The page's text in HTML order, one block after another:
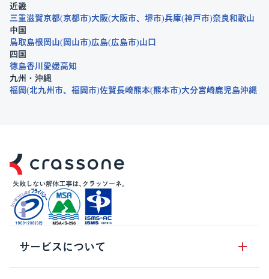
近畿
三重滋賀京都 京都市 大阪 大阪市 堺市 兵庫 神戸市 奈良和歌山
中国
鳥取 島根 岡山 岡山市 広島 広島市 山口
四国
徳島香川 愛媛高知
九州・沖縄
福岡 北九州市 福岡市 佐賀長崎熊本 熊本市 大分宮崎鹿児島沖縄
サービスについて